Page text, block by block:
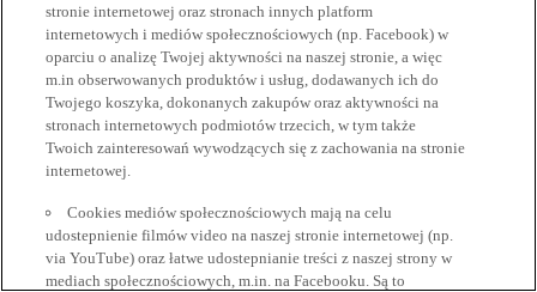
stronie internetowej oraz stronach innych platform
internetowych i mediów społecznościowych (np. Facebook) w
oparciu o analizę Twojej aktywności na naszej stronie, a więc
m.in obserwowanych produktów i usług, dodawanych ich do
Twojego koszyka, dokonanych zakupów oraz aktywności na
stronach internetowych podmiotów trzecich, w tym także
Twoich zainteresowań wywodzących się z zachowania na stronie
internetowej.
Cookies mediów społecznościowych mają na celu
udostepnienie filmów video na naszej stronie internetowej (np.
via YouTube) oraz łatwe udostepnianie treści z naszej strony w
mediach społecznościowych, m.in. na Facebooku. Są to